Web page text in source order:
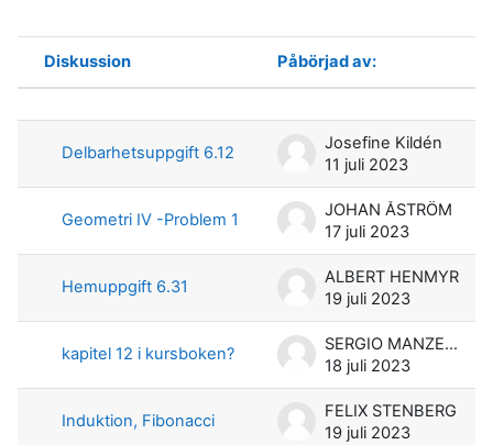
Status
Diskussion Påbörjad av:
Delbarhetsuppgift 6.12
Josefine Kildén
11 juli 2023
Geometri IV -Problem 1
JOHAN ÅSTRÖM
17 juli 2023
Hemuppgift 6.31
ALBERT HENMYR
19 juli 2023
kapitel 12 i kursboken?
SERGIO MANZETTI
18 juli 2023
Induktion, Fibonacci
FELIX STENBERG
19 juli 2023